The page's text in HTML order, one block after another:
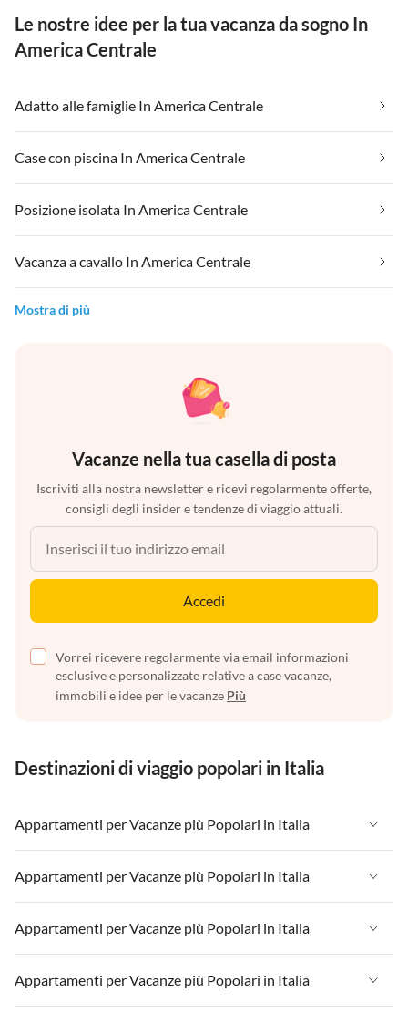
Le nostre idee per la tua vacanza da sogno In
America Centrale
Adatto alle famiglie In America Centrale
Case con piscina In America Centrale
Posizione isolata In America Centrale
Vacanza a cavallo In America Centrale
Mostra di più
Vacanze nella tua casella di posta
Iscriviti alla nostra newsletter e ricevi regolarmente offerte,
consigli degli insider e tendenze di viaggio attuali.
Accedi
Vorrei ricevere regolarmente via email informazioni
esclusive e personalizzate relative a case vacanze,
immobili e idee per le vacanze Più
Destinazioni di viaggio popolari in Italia
Appartamenti per Vacanze più Popolari in Italia
Appartamenti per Vacanze in Italia
Appartamenti per Vacanze in Liguria
Appartamenti per Vacanze in Lombardia
Appartamenti per Vacanze in Lago di Garda
Appartamenti per Vacanze più Popolari in Italia
Appartamenti per Vacanze in Italia
Appartamenti per Vacanze in Liguria
Appartamenti per Vacanze in Lombardia
Appartamenti per Vacanze più Popolari in Italia
Appartamenti per Vacanze in Italia
Appartamenti per Vacanze in Liguria
Appartamenti per Vacanze più Popolari in Italia